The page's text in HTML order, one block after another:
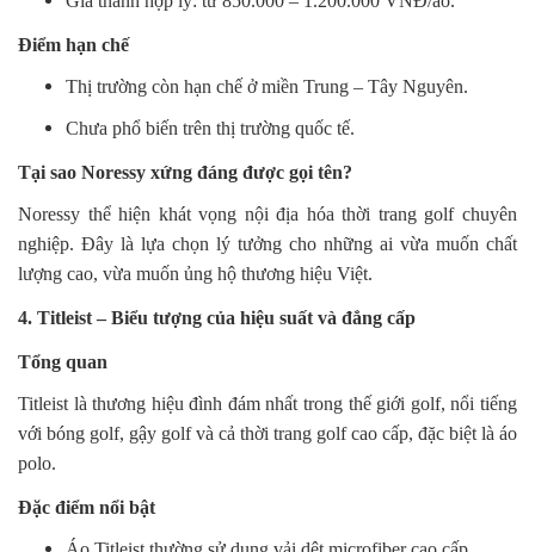
Điểm hạn chế
Thị trường còn hạn chế ở miền Trung – Tây Nguyên.
Chưa phổ biến trên thị trường quốc tế.
Tại sao Noressy xứng đáng được gọi tên?
Noressy thể hiện khát vọng nội địa hóa thời trang golf chuyên
nghiệp. Đây là lựa chọn lý tưởng cho những ai vừa muốn chất
lượng cao, vừa muốn ủng hộ thương hiệu Việt.
4. Titleist – Biểu tượng của hiệu suất và đẳng cấp
Tổng quan
Titleist là thương hiệu đình đám nhất trong thế giới golf, nổi tiếng
với bóng golf, gậy golf và cả thời trang golf cao cấp, đặc biệt là áo
polo.
Đặc điểm nổi bật